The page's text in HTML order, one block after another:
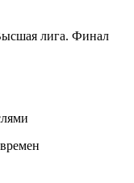
лига. Финал